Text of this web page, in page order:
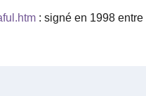
: signé en 1998 entre